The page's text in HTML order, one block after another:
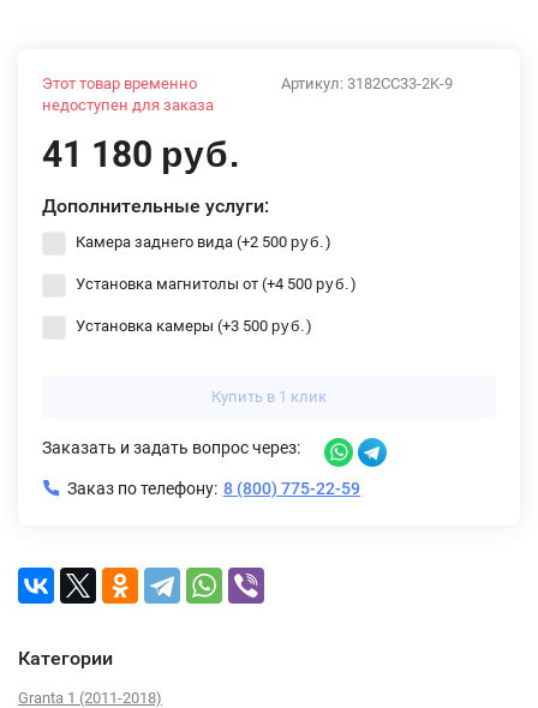
Артикул: 3182CC33-2K-9
Этот товар временно
недоступен для заказа
41 180 руб.
Дополнительные услуги:
Камера заднего вида (+2 500 руб. )
Установка магнитолы от (+4 500 руб. )
Установка камеры (+3 500 руб. )
Купить в 1 клик
Заказать и задать вопрос через:
Заказ по телефону: 8 (800) 775-22-59
Категории
Granta 1 (2011-2018)